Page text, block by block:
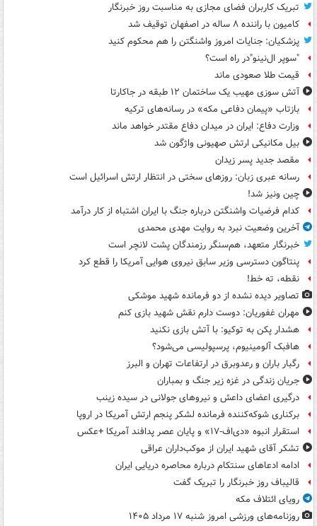
تبریک کاربران فضای مجازی به مناسبت روز خبرنگار
کامیون با راننده ۸ ساله در اصفهان توقیف شد
پزشکیان: جنایات امروز واشنگتن را هم محکوم کنید
"سوپر ال‌نینو"در راه است؟
قیمت طلا صعودی ماند
آتش سوزی مهیب یک ساختمان ۱۲ طبقه در جاکارتا
بازتاب «پیمان دفاعی مکه» در رسانه‌های ترکیه
وزارت دفاع: ایران در میدان دفاع مقتدر خواهد ماند
بیل مکانیکی ارتش صهیونی واژگون شد
مقصد جدید پسر زیدان
رسانه عبری زبان: روزهای سختی در انتظار ارتش اسرائیل است
چین ونیز شد!
کدام فرضیات واشنگتن درباره جنگ با ایران اشتباه از کار درآمد
آخرین وضعیت نبرد به روایت مهدی محمدی
خبرنگار متعهد، هم‌سنگر رزمندگان پشت لانچر است
پنتاگون دسترسی وزیر سابق نیروی هوایی آمریکا را قطع کرد
نقطه، ته خط!
تصاویر دیده‌ نشده از دو فرمانده شهید موشکی
مهران غفوریان: دوست دارم نقش شهید بازی کنم
هشدار پکن به توکیو: با آتش بازی نکنید
هافبک آلومینیوم، پرسپولیسی می‌شود؟
رگبار باران و رعدوبرق در ارتفاعات تهران و البرز
جریان زندگی در غزه زیر جنگ و بمباران
درگیری اعضای داعش و نیروهای جولانی در سیده زینب
برکناری شوکه‌کننده فرمانده لشکر پنجم ارتش آمریکا در اروپا
استقرار انبوه «دی‌اف‑۱۷» و پایان عصر پدافند آمریکا +عکس
تشکر آقای شهید ایران از موکب‌داران عراقی
ادامه ادعاهای سنتکام درباره محاصره دریایی ایران
قالیباف روز خبرنگار را تبریک گفت
رویای ائتلاف مکه
روزنامه‌های ورزشی امروز ‌شنبه ۱۷ مرداد ۱۴۰۵